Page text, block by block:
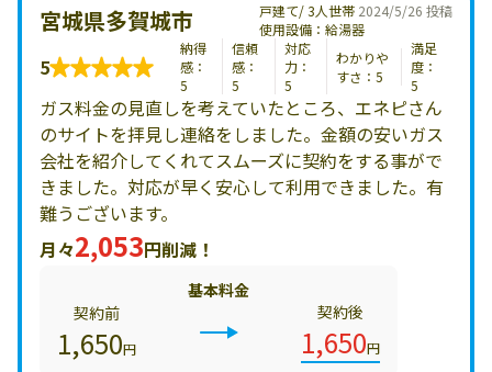
2024/5/26 投稿
宮城県多賀城市
戸建て/ 3人世帯
使用設備：給湯器
5
納得
感：
5
信頼
感：
5
対応
力：
5
わかりや
すさ：5
満足
度：
5
ガス料金の見直しを考えていたところ、エネピさん
のサイトを拝見し連絡をしました。金額の安いガス
会社を紹介してくれてスムーズに契約をする事がで
きました。対応が早く安心して利用できました。有
難うございます。
月々2,053円削減！
基本料金
契約前
1,650円
契約後
1,650円